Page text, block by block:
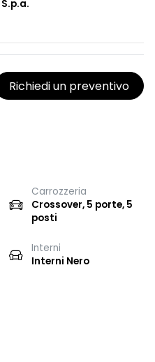
Richiedi un preventivo
Carrozzeria
Crossover, 5 porte, 5
posti
Interni
Interni Nero